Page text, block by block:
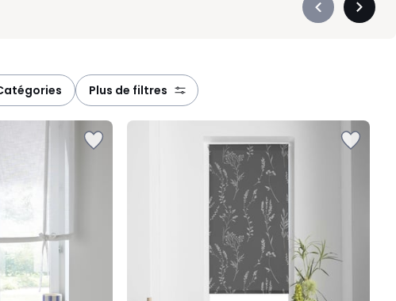
Précédent
catégories plus de filtres